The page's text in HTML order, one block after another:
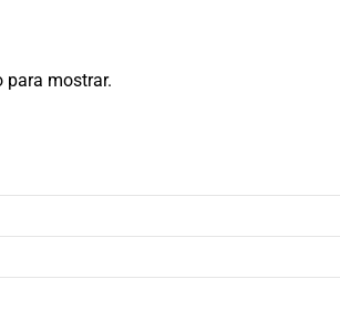
para mostrar.